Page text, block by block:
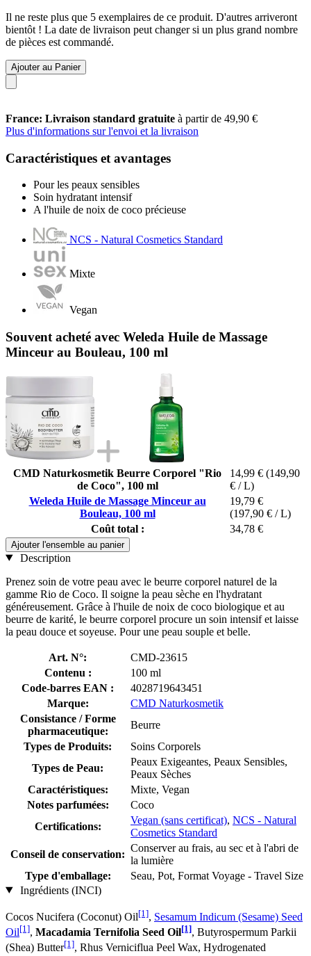
Il ne reste plus que 5 exemplaires de ce produit. D'autres arriveront
bientôt ! La date de livraison peut changer si un plus grand nombre
de pièces est commandé.
Ajouter au Panier
France: Livraison standard gratuite à partir de 49,90 €
Plus d'informations sur l'envoi et la livraison
Caractéristiques et avantages
Pour les peaux sensibles
Soin hydratant intensif
A l'huile de noix de coco précieuse
NCS - Natural Cosmetics Standard
Mixte
Vegan
Souvent acheté avec Weleda Huile de Massage
Minceur au Bouleau, 100 ml
CMD Naturkosmetik Beurre Corporel "Rio
de Coco", 100 ml
14,99 € (149,90
€ / L)
Weleda Huile de Massage Minceur au
Bouleau, 100 ml
19,79 €
(197,90 € / L)
Coût total :
34,78 €
Ajouter l'ensemble au panier
Description
Prenez soin de votre peau avec le beurre corporel naturel de la
gamme Rio de Coco. Il soigne la peau sèche en l'hydratant
généreusement. Grâce à l'huile de noix de coco biologique et au
beurre de karité, le beurre corporel procure un soin intensif et laisse
la peau douce et soyeuse. Pour une peau souple et belle.
Art. N°:
CMD-23615
Contenu :
100 ml
Code-barres EAN :
4028719643451
Marque:
CMD Naturkosmetik
Consistance / Forme
pharmaceutique:
Beurre
Types de Produits:
Soins Corporels
Types de Peau:
Peaux Exigeantes, Peaux Sensibles,
Peaux Sèches
Caractéristiques:
Mixte, Vegan
Notes parfumées:
Coco
Certifications:
Vegan (sans certificat), NCS - Natural
Cosmetics Standard
Conseil de conservation:
Conserver au frais, au sec et à l'abri de
la lumière
Type d'emballage:
Seau, Pot, Format Voyage - Travel Size
Ingrédients (INCI)
Cocos Nucifera (Coconut) Oil[1], Sesamum Indicum (Sesame) Seed
Oil[1], Macadamia Ternifolia Seed Oil[1], Butyrospermum Parkii
(Shea) Butter[1], Rhus Verniciflua Peel Wax, Hydrogenated